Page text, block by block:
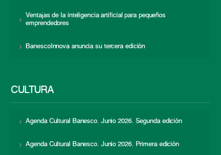
Ventajas de la inteligencia artificial para pequeños
emprendedores
BanescoInnova anuncia su tercera edición
CULTURA
Agenda Cultural Banesco. Junio 2026. Segunda edición
Agenda Cultural Banesco. Junio 2026. Primera edición